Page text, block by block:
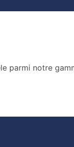
parmi notre